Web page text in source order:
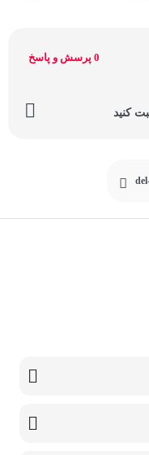
0 پرسش و پاسخ
کنید